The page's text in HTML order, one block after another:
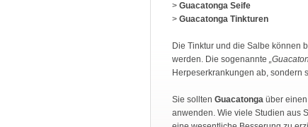
> Guacatonga Seife
> Guacatonga Tinkturen
Die Tinktur und die Salbe können
werden. Die sogenannte
Herpeserkrankungen ab, sondern
Sie sollten Guacatonga über
anwenden. Wie viele Studien aus